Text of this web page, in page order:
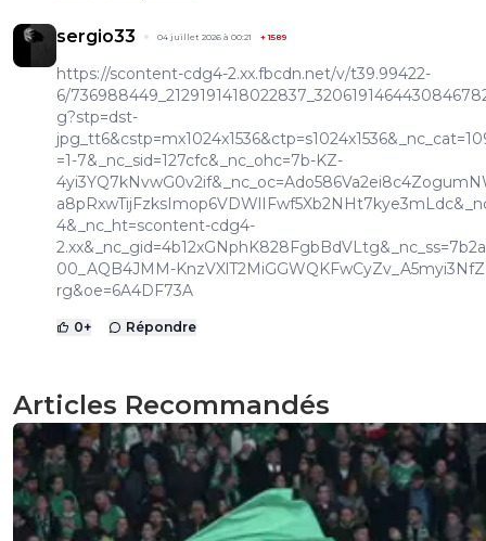
sergio33 04 juillet 2026 à 00:21 +1589
https://scontent-cdg4-2.xx.fbcdn.net/v/t39.99422-
6/
g?stp=dst-
=1-7&_nc_sid=127cfc&_nc_ohc=7b-KZ-
4&_nc_ht=scontent-cdg4-
00_AQB4JMM-
rg&oe=6A4DF73A
0+ Répondre
Articles Recommandés